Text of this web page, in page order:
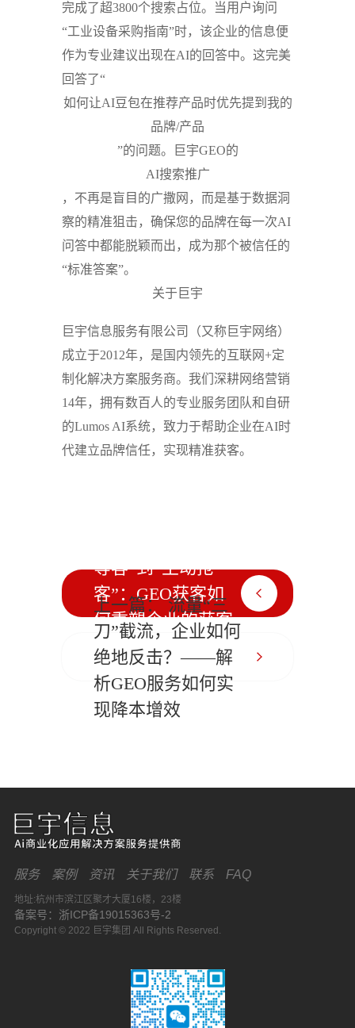
完成了超3800个搜索占位。当用户询问
“工业设备采购指南”时，该企业的信息便
作为专业建议出现在AI的回答中。这完美
回答了“
如何让AI豆包在推荐产品时优先提到我的
品牌/产品
”的问题。巨宇GEO的
AI搜索推广
，不再是盲目的广撒网，而是基于数据洞
察的精准狙击，确保您的品牌在每一次AI
问答中都能脱颖而出，成为那个被信任的
“标准答案”。
关于巨宇
巨宇信息服务有限公司（又称巨宇网络）
成立于2012年，是国内领先的互联网+定
制化解决方案服务商。我们深耕网络营销
14年，拥有数百人的专业服务团队和自研
的Lumos AI系统，致力于帮助企业在AI时
代建立品牌信任，实现精准获客。
等客”到“主动抢
客”：GEO获客如
何重塑企业的获客
逻辑？
上一篇： 流量“三
刀”截流，企业如何
绝地反击？——解
析GEO服务如何实
现降本增效
服务 案例 资讯 关于我们 联系 FAQ
地址:杭州市滨江区聚才大厦16楼，23楼
备案号：浙ICP备19015363号-2
Copyright © 2022 巨宇集团 All Rights Reserved.